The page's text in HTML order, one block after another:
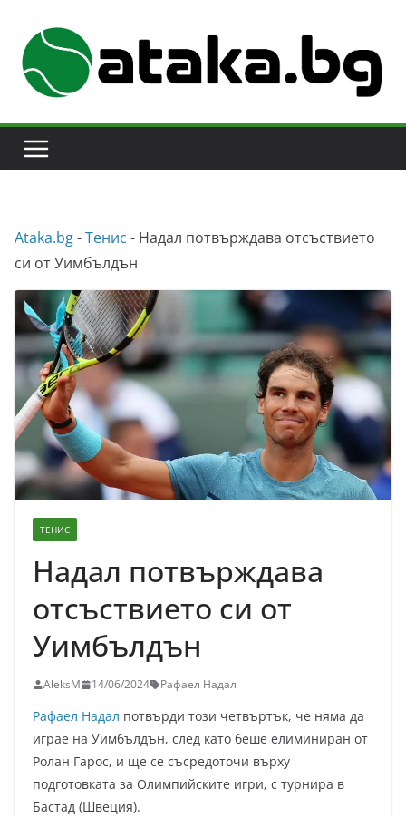
content
Аtaka.bg-Тенис - Надал потвърждава отсъствието
си от Уимбълдън
ТЕНИС
Надал потвърждава
отсъствието си от
Уимбълдън
AleksM 14/06/2024 Рафаел Надал
Рафаел Надал потвърди този четвъртък, че няма да
играе на Уимбълдън, след като беше елиминиран от
Ролан Гарос, и ще се съсредоточи върху
подготовката за Олимпийските игри, с турнира в
Бастад (Швеция).